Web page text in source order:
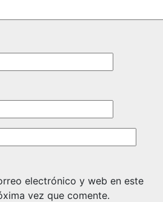
electrónico y web en este
vez que comente.